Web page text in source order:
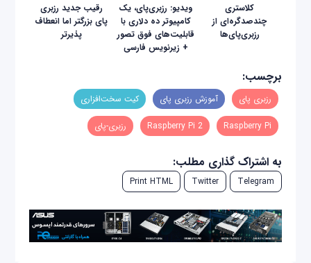
کلاستری
چندصدگره‌ای از
رزبری‌پای‌ها
ویدیو: رزبری‌پای، یک
کامپیوتر ده دلاری با
قابلیت‌های فوق تصور
+ زیرنویس فارسی
رقیب جدید رزبری
پای بزرگتر اما انعطاف
پذیرتر
برچسب:
رزبری پای آموزش رزبری پای کیت سخت‌افزاری
Raspberry Pi
Raspberry Pi 2 رزبری-پای
به اشتراک گذاری مطلب:
Telegram
Twitter
Print HTML